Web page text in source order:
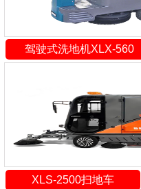
驾驶式洗地机XLX-560
XLS-2500扫地车